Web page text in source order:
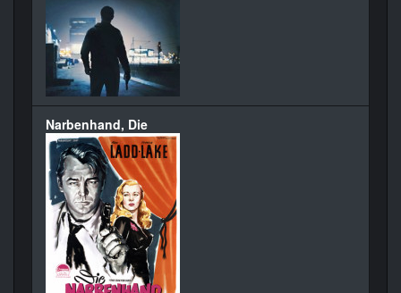
Narbenhand, Die